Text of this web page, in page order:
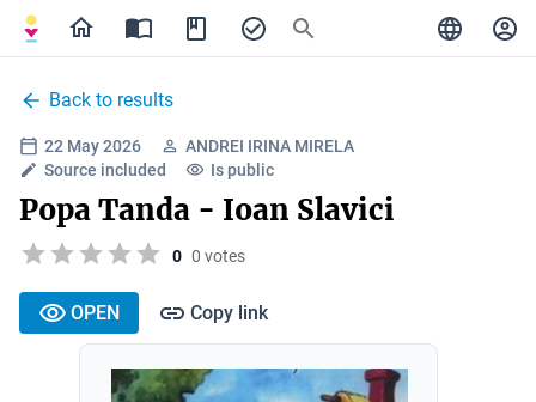
Back to results
22 May 2026
ANDREI IRINA MIRELA
Source included
Is public
Popa Tanda - Ioan Slavici
0 0 votes
OPEN Copy link